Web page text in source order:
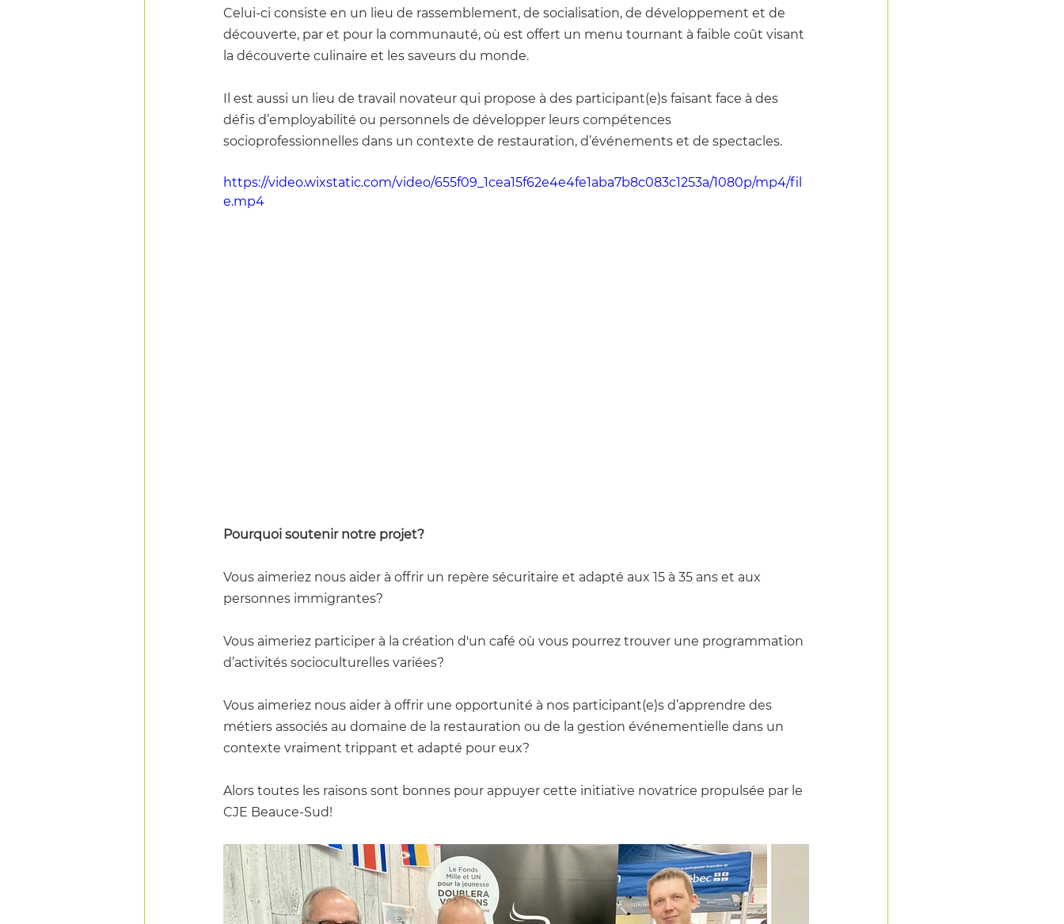
Celui-ci consiste en un lieu de rassemblement, de socialisation, de développement et de
découverte, par et pour la communauté, où est offert un menu tournant à faible coût visant
la découverte culinaire et les saveurs du monde.
Il est aussi un lieu de travail novateur qui propose à des participant(e)s faisant face à des
défis d’employabilité ou personnels de développer leurs compétences
socioprofessionnelles dans un contexte de restauration, d’événements et de spectacles.
https://video.wixstatic.com/video/655f09_1cea15f62e4e4fe1aba7b8c083c1253a/1080p/mp4/fil
e.mp4
Pourquoi soutenir notre projet?
Vous aimeriez nous aider à offrir un repère sécuritaire et adapté aux 15 à 35 ans et aux
personnes immigrantes?
Vous aimeriez participer à la création d'un café où vous pourrez trouver une programmation
d’activités socioculturelles variées?
Vous aimeriez nous aider à offrir une opportunité à nos participant(e)s d’apprendre des
métiers associés au domaine de la restauration ou de la gestion événementielle dans un
contexte vraiment trippant et adapté pour eux?
Alors toutes les raisons sont bonnes pour appuyer cette initiative novatrice propulsée par le
CJE Beauce-Sud!